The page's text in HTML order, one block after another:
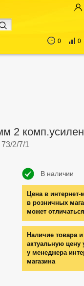
0 0
2
73/2/7/1
В наличии
Цена в интернет-
в розничных
может отличаться
Наличие товара и
актуальную цену
у менеджера
магазина